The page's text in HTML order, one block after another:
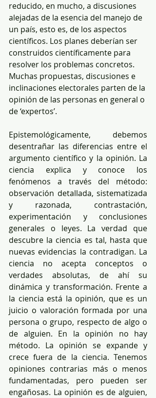
reducido, en mucho, a discusiones
alejadas de la esencia del manejo de
un país, esto es, de los aspectos
científicos. Los planes deberían ser
construidos científicamente para
resolver los problemas concretos.
Muchas propuestas, discusiones e
inclinaciones electorales parten de la
opinión de las personas en general o
de ‘expertos’.
Epistemológicamente, debemos
desentrañar las diferencias entre el
argumento científico y la opinión. La
ciencia explica y conoce los
fenómenos a través del método:
observación detallada, sistematizada
y razonada, contrastación,
experimentación y conclusiones
generales o leyes. La verdad que
descubre la ciencia es tal, hasta que
nuevas evidencias la contradigan. La
ciencia no acepta conceptos o
verdades absolutas, de ahí su
dinámica y transformación. Frente a
la ciencia está la opinión, que es un
juicio o valoración formada por una
persona o grupo, respecto de algo o
de alguien. En la opinión no hay
método. La opinión se expande y
crece fuera de la ciencia. Tenemos
opiniones contrarias más o menos
fundamentadas, pero pueden ser
engañosas. La opinión es de alguien,